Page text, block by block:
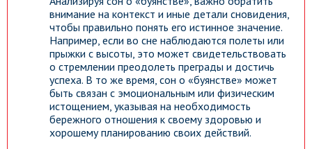
внимание на контекст и иные детали сновидения,
чтобы правильно понять его истинное значение.
Например, если во сне наблюдаются полеты или
прыжки с высоты, это может свидетельствовать
о стремлении преодолеть преграды и достичь
успеха. В то же время, сон о «буянстве» может
быть связан с эмоциональным или физическим
истощением, указывая на необходимость
бережного отношения к своему здоровью и
хорошему планированию своих действий.